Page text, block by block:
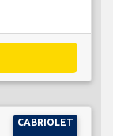
CABRIOLET